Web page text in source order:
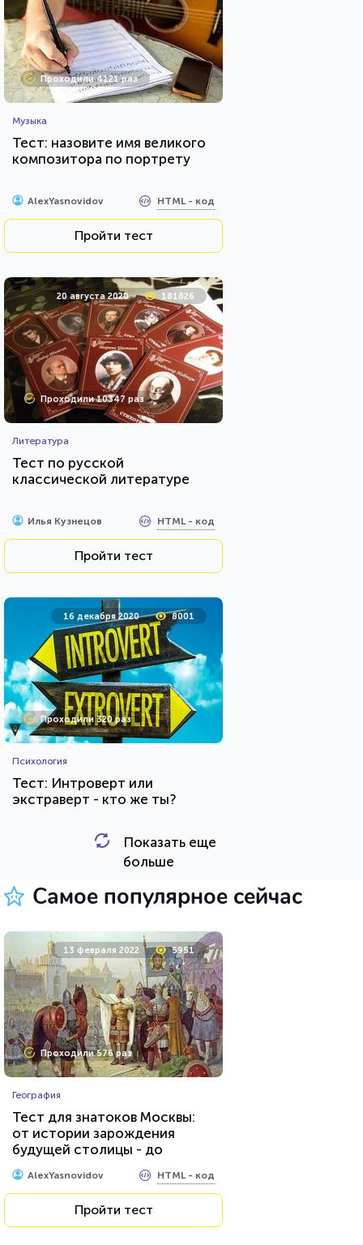
Проходили 4121 раз
Музыка
Тест: назовите имя великого
композитора по портрету
AlexYasnovidov HTML - код
Пройти тест
20 августа 2020 181826
Проходили 10347 раз
Литература
Тест по русской
классической литературе
Илья Кузнецов HTML - код
Пройти тест
16 декабря 2020 8001
Проходили 320 раз
Психология
Тест: Интроверт или
экстраверт - кто же ты?
HTML - код
Проходили 9897 раз
Тест на знание советского
фильма «Иван Васильевич
меняет профессию»
Пройти тест
Показать еще
больше
Самое популярное сейчас
13 февраля 2022 5951
Проходили 576 раз
География
Тест для знатоков Москвы:
от истории зарождения
будущей столицы - до
присвоения звания «Город-
герой»
AlexYasnovidov HTML - код
Пройти тест